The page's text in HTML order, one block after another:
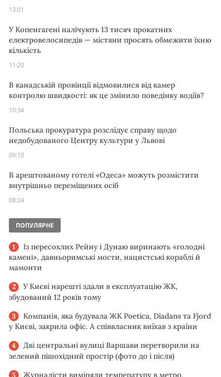
13:01
У Копенгагені налічують 13 тисяч прокатних
електровелосипедів — містяни просять обмежити їхню
кількість
11:20
В канадській провінції відмовилися від камер
контролю швидкості: як це змінило поведінку водіїв?
10:34
Польська прокуратура розслідує справу щодо
недобудованого Центру культури у Львові
09:10
В арештованому готелі «Одеса» можуть розмістити
внутрішньо переміщених осіб
08:24
ПОПУЛЯРНЕ
Із пересохлих Рейну і Дунаю виринають «голодні
камені», давньоримські мости, нацистські кораблі й
мамонти
У Києві нарешті здали в експлуатацію ЖК,
збудований 12 років тому
Компанія, яка будувала ЖК Poetica, Diadans та Fjord
у Києві, закрила офіс. А співвласник виїхав з країни
Дві центральні вулиці Варшави перетворили на
зелений пішохідний простір (фото до і після)
Журналісти виміряли температуру в метро,